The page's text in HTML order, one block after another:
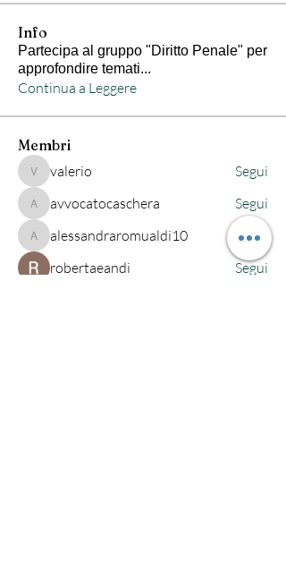
Info
Partecipa al gruppo "Diritto Penale" per
approfondire temati...
Continua a Leggere
Membri
valeriovalerio Segui
avvocatocaschera
avvocatocaschera Segui
alessandraromualdi10
alessandraromualdi10
Segui
robertaeandi
Segui